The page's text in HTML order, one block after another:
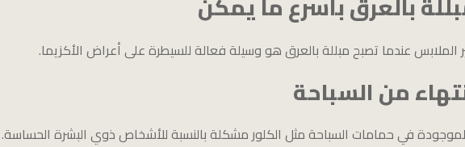
عندما تصبح مبللة بالعرق هو وسيلة فعالة للسيطرة على أعراض الأكزيما.
من السباحة
في حمامات السباحة مثل الكلور مشكلة بالنسبة للأشخاص ذوي البشرة الحساسة.